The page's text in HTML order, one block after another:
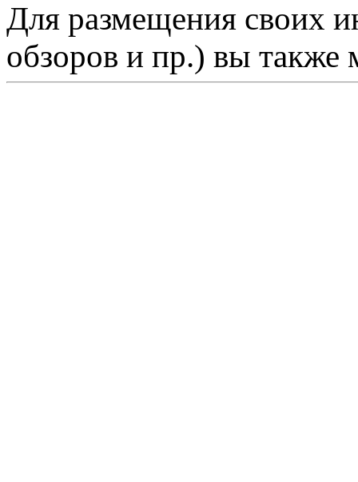
Для размещения своих
обзоров и пр.) вы также